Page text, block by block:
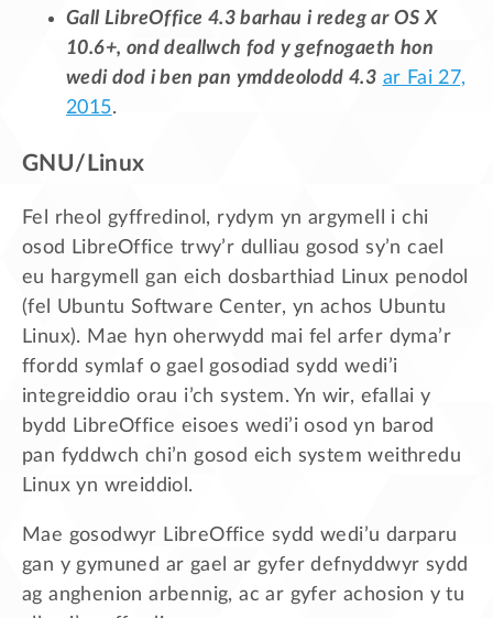
Gall LibreOffice 4.3 barhau i redeg ar OS X
10.6+, ond deallwch fod y gefnogaeth hon
wedi dod i ben pan ymddeolodd 4.3 ar Fai 27,
2015.
GNU/Linux
Fel rheol gyffredinol, rydym yn argymell i chi
osod LibreOffice trwy’r dulliau gosod sy’n cael
eu hargymell gan eich dosbarthiad Linux penodol
(fel Ubuntu Software Center, yn achos Ubuntu
Linux). Mae hyn oherwydd mai fel arfer dyma’r
ffordd symlaf o gael gosodiad sydd wedi’i
integreiddio orau i’ch system. Yn wir, efallai y
bydd LibreOffice eisoes wedi’i osod yn barod
pan fyddwch chi’n gosod eich system weithredu
Linux yn wreiddiol.
Mae gosodwyr LibreOffice sydd wedi’u darparu
gan y gymuned ar gael ar gyfer defnyddwyr sydd
ag anghenion arbennig, ac ar gyfer achosion y tu